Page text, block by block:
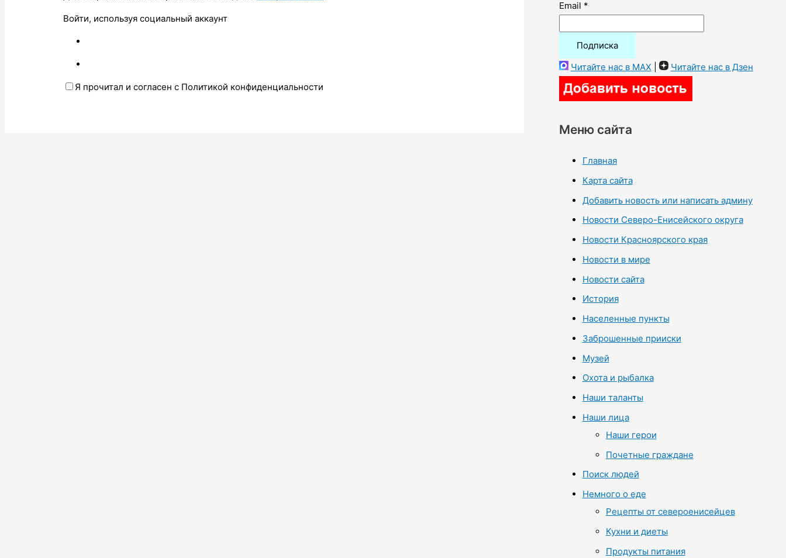
Войти, используя социальный аккаунт
Я прочитал и согласен с Политикой конфиденциальности
Email *
Читайте нас в MAX Читайте нас в Дзен
Меню сайта
Главная
Карта сайта
Добавить новость или написать админу
Новости Северо-Енисейского округа
Новости Красноярского края
Новости в мире
Новости сайта
История
Населенные пункты
Заброшенные прииски
Музей
Охота и рыбалка
Наши таланты
Наши лица
Наши герои
Почетные граждане
Поиск людей
Немного о еде
Рецепты от североенисейцев
Кухни и диеты
Продукты питания